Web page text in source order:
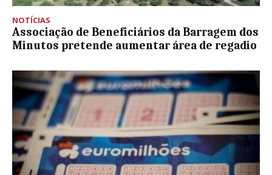
NOTÍCIAS
Associação de Beneficiários da Barragem dos
Minutos pretende aumentar área de regadio